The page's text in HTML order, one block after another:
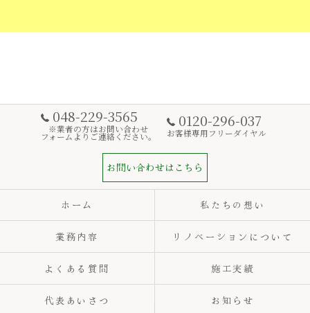
048-229-3565
※業者の方はお問い合わせ
フォームよりご連絡ください。
0120-296-037
お客様専用フリーダイヤル
お問い合わせはこちら
ホーム 私たちの想い
業務内容 リノベーションについて
よくある質問 施工実績
代表あいさつ お知らせ